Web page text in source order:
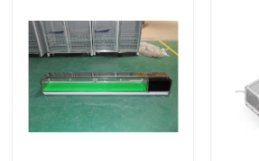
Fabrik-Ausflug
Qualitätskontrolle